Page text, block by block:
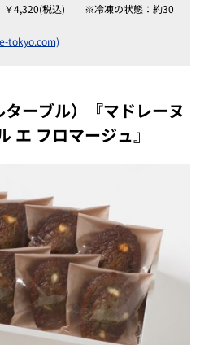
￥4,320(税込) ※冷凍の状態：約30
tokyo.com)
ーブル）『マドレーヌ
エ フロマージュ』